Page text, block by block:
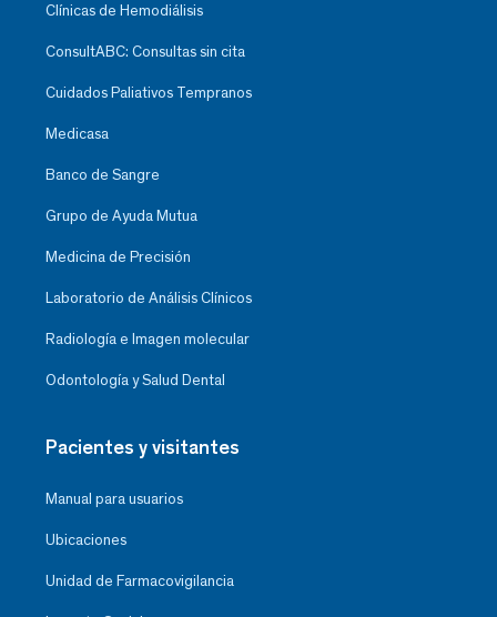
Clínicas de Hemodiálisis
ConsultABC: Consultas sin cita
Cuidados Paliativos Tempranos
Medicasa
Banco de Sangre
Grupo de Ayuda Mutua
Medicina de Precisión
Laboratorio de Análisis Clínicos
Radiología e Imagen molecular
Odontología y Salud Dental
Pacientes y visitantes
Manual para usuarios
Ubicaciones
Unidad de Farmacovigilancia